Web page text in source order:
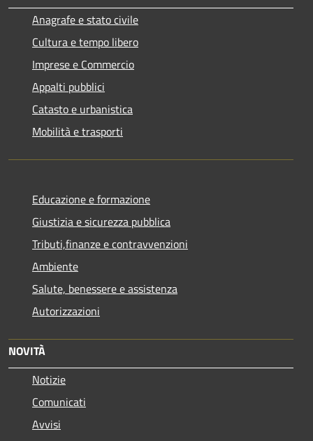
Anagrafe e stato civile
Cultura e tempo libero
Imprese e Commercio
Appalti pubblici
Catasto e urbanistica
Mobilità e trasporti
Educazione e formazione
Giustizia e sicurezza pubblica
Tributi,finanze e contravvenzioni
Ambiente
Salute, benessere e assistenza
Autorizzazioni
NOVITÀ
Notizie
Comunicati
Avvisi